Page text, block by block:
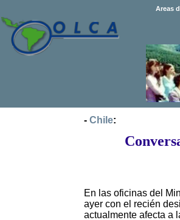
Areas
- Chile:
En las oficinas del
ayer con el recién
actualmente afecta a